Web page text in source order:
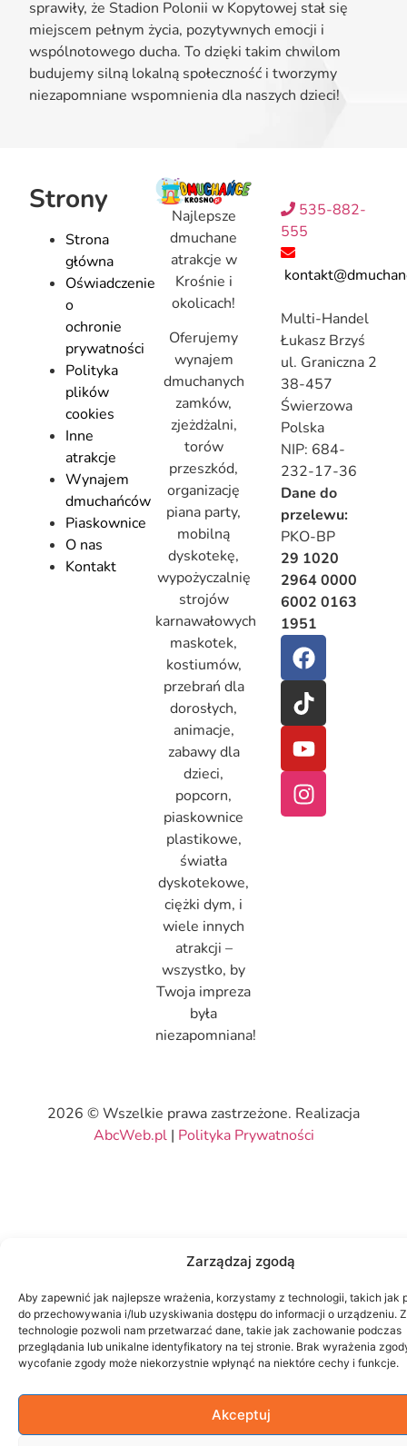
Zarządzaj zgodą
Aby zapewnić jak najlepsze wrażenia, korzystamy z technologii, takich jak
do przechowywania i/lub uzyskiwania dostępu do informacji o urządzeniu.
technologie pozwoli nam przetwarzać dane, takie jak zachowanie podczas
przeglądania lub unikalne identyfikatory na tej stronie. Brak wyrażenia
wycofanie zgody może niekorzystnie wpłynąć na niektóre cechy i funkcje.
Akceptuj
sprawiły, że Stadion Polonii w Kopytowej stał się
miejscem pełnym życia, pozytywnych emocji i
wspólnotowego ducha. To dzięki takim chwilom
budujemy silną lokalną społeczność i tworzymy
niezapomniane wspomnienia dla naszych dzieci!
Strony
Strona
główna
Oświadczenie
o
ochronie
prywatności
Polityka
plików
cookies
Inne
atrakcje
Wynajem
dmuchańców
Piaskownice
O nas
Kontakt
Najlepsze
dmuchane
atrakcje w
Krośnie i
okolicach!
Oferujemy
wynajem
dmuchanych
zamków,
zjeżdżalni,
torów
przeszkód,
organizację
piana party,
mobilną
dyskotekę,
wypożyczalnię
strojów
karnawałowych
maskotek,
kostiumów,
przebrań dla
dorosłych,
animacje,
zabawy dla
dzieci,
popcorn,
piaskownice
plastikowe,
światła
dyskotekowe,
ciężki dym, i
wiele innych
atrakcji –
wszystko, by
Twoja impreza
była
niezapomniana!
535-882-
555
Multi-Handel
Łukasz Brzyś
ul. Graniczna 2
38-457
Świerzowa
Polska
NIP: 684-
232-17-36
Dane do
przelewu:
PKO-BP
29 1020
2964 0000
6002 0163
1951
2026 © Wszelkie prawa zastrzeżone. Realizacja
AbcWeb.pl| Polityka Prywatności